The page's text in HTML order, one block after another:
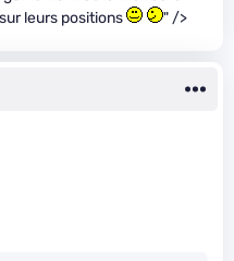
leurs positions
" />